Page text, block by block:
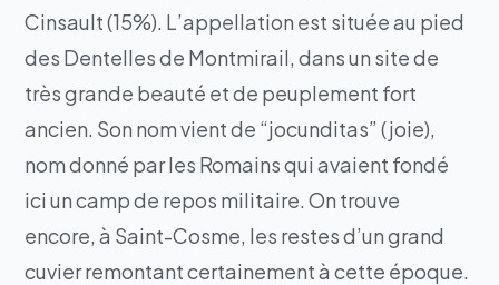
Cinsault (15%). L’appellation est située au pied
des Dentelles de Montmirail, dans un site de
très grande beauté et de peuplement fort
ancien. Son nom vient de “jocunditas” (joie),
nom donné par les Romains qui avaient fondé
ici un camp de repos militaire. On trouve
encore, à Saint-Cosme, les restes d’un grand
cuvier remontant certainement à cette époque.